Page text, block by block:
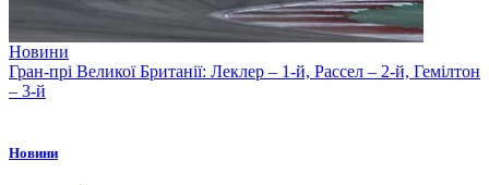
Новини
Гран-прі Великої Британії: Леклер – 1-й, Рассел – 2-й, Гемілтон
– 3-й
Новини